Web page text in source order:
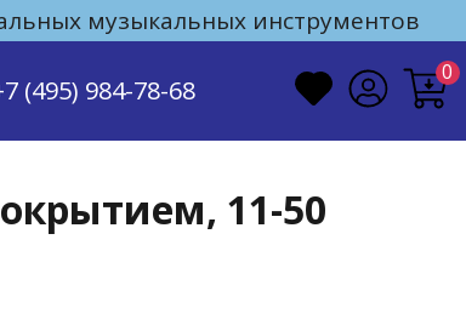
музыкальных инструментов
(495) 984-78-68
0
11-50